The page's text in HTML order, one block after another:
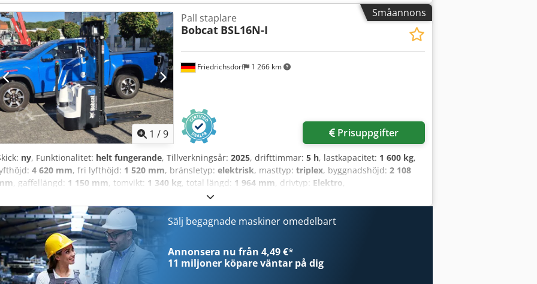
52 godkända ✅, 0 brister ℹ️, 0 kostnader ⚠️ 📌 Inspektörens kommentar: Skicket är
10. 📄 Vill du se hela inspektionsrapporten, fler bilder eller en video? Codpfxezkuuuo Agvjha Tips:
"40923 Equippo" används ofta när man söker efter mer information online. 💡 Varför den här
och vår service är så bra: ✔ Grundlig inspektion utförd av experter ✔ Leverans till arbetsplatsen
möjligt ✔ Pengarna tillbaka-garanti ✔ Säkra och flexibla betalningsalternativ 🔄 Överväger du andra
Vi erbjuder användbara verktyg och resurser för alla maskinägare och operatörer –
på vår plattform.
Småannons
1 /9
Friedrichsdorf 1 266 km
Pall staplare
Bobcat BSL16N-I
Prisuppgifter
ny, Funktionalitet: helt fungerande, Tillverkningsår: 2025, drifttimmar: 5 h, lastkapacitet: 1 600 kg,
4 620 mm, fri lyfthöjd: 1 520 mm, bränsletyp: elektrisk, masttyp: triplex, byggnadshöjd: 2 108
, gaffellängd: 1 150 mm, tomvikt: 1 340 kg, total längd: 1 964 mm, drivtyp: Elektro,
, Höglastlyftare Lastcentrum: 600 Gaffelbredd: 560 mm Masttyp: Triplex
Ny maskin Cedswi Acgjpfx Agvjha Tekniskt skick: Ny Framdäck typ: Polyuretan Framdäck skick: 80–
Bakdäck typ: Polyuretan Bakdäck skick: 80–100% Batteri volt: 24V Batterikapacitet: 150Ah Batterityp:
Batteri tillverkningsår: 2025 Batterits skick: 80–100% Initiallyft, Frilyft, CE-certifikat, Underhållsfri
Sälj begagnade maskiner omedelbart
Annonsera nu från 4,49 €*
11 miljoner köpareväntar på dig